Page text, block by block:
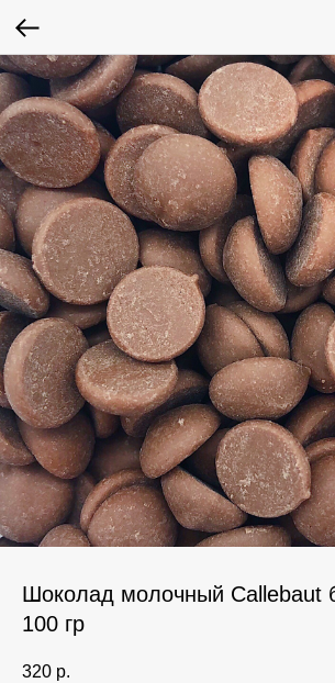
Шоколад молочный Callebaut
100 гр
320 р.